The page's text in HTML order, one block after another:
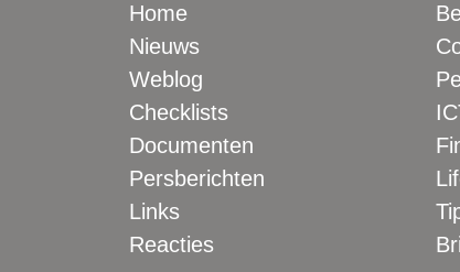
Home
Nieuws
Weblog
Checklists
Documenten
Persberichten
Links
Reacties